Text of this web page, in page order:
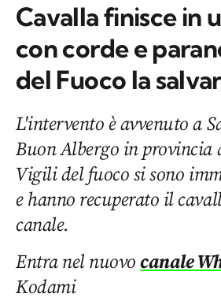
Cavalla finisce in
con corde e
del Fuoco la
L'intervento è avvenuto a
Buon Albergo in provincia
Vigili del fuoco si sono
e hanno recuperato il
canale.
Entra nel nuovocanale
Kodami